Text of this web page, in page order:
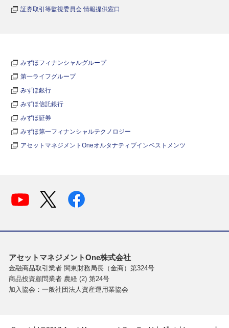
証券取引等監視委員会 情報提供窓口
みずほフィナンシャルグループ
第一ライフグループ
みずほ銀行
みずほ信託銀行
みずほ証券
みずほ第一フィナンシャルテクノロジー
アセットマネジメントOneオルタナティブインベストメンツ
アセットマネジメントOne株式会社
金融商品取引業者 関東財務局長（金商）第324号
商品投資顧問業者 農経 (2) 第24号
加入協会：一般社団法人資産運用業協会